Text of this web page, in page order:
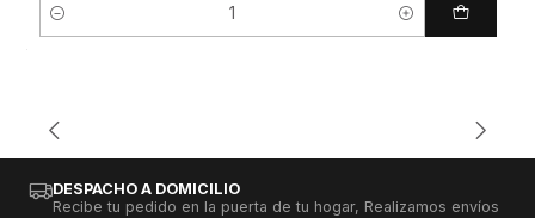
Cantidad
DESPACHO A DOMICILIO
Recibe tu pedido en la puerta de tu hogar, Realizamos envíos